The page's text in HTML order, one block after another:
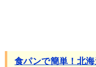
食パンで簡単！北